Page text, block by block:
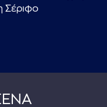
Σέριφο